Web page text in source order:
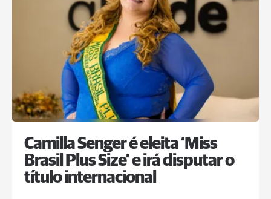
Camilla Senger é eleita ‘Miss
Brasil Plus Size’ e irá disputar o
título internacional